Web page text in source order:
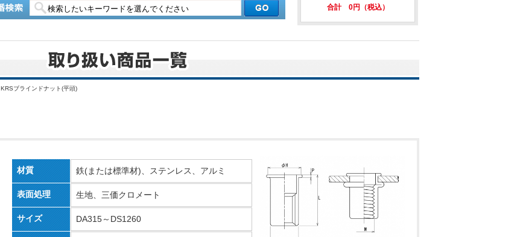
合計 0円（税込）
KRSブラインドナット(平頭)
材質 鉄(または標準材)、ステンレス、アルミ
表面処理 生地、三価クロメート
サイズ DA315～DS1260